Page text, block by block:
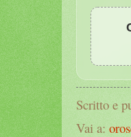
Scritto e
Vai a: